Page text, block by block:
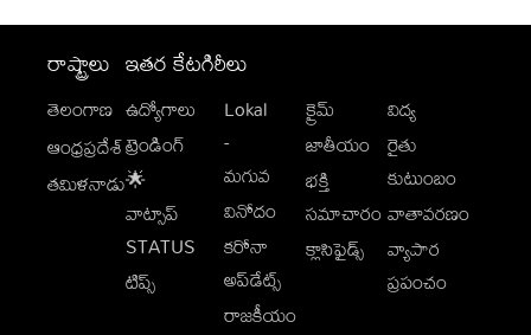
రాష్ట్రాలు
తెలంగాణ
ఆంధ్రప్రదేశ్
తమిళనాడు
ఇతర కేటగిరీలు
ఉద్యోగాలు
ట్రెండింగ్
🌟
వాట్సాప్
STATUS
టిప్స్
Lokal
-
మగువ
వినోదం
కరోనా
అప్‌డేట్స్
రాజకీయం
క్రైమ్
జాతీయం
భక్తి
సమాచారం
క్లాసిఫైడ్స్
విద్య
రైతు
కుటుంబం
వాతావరణం
వ్యాపార
ప్రపంచం